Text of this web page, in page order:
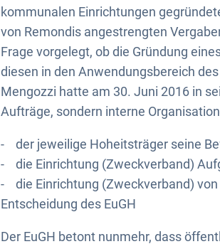
kommunalen Einrichtungen
von Remondis angestrengten
Frage vorgelegt, ob die Gründung
diesen in den Anwendungsbereich
Mengozzi hatte am 30. Juni 2016 in
Aufträge, sondern interne
- der jeweilige Hoheitsträger seine
- die Einrichtung (Zweckverband)
- die Einrichtung (Zweckverband)
Entscheidung des EuGH
Der EuGH betont nunmehr, dass